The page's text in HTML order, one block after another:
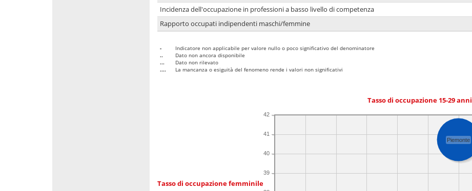
Incidenza dell'occupazione in professioni a basso livello di competenza
Rapporto occupati indipendenti maschi/femmine
-
Indicatore non applicabile per valore nullo o poco significativo del denominatore
..
Dato non ancora disponibile
...
Dato non rilevato
....
La mancanza o esiguità del fenomeno rende i valori non significativi
Tasso di occupazione 15-29 anni
Tasso di occupazione femminile
39
40
41
42
Piemonte